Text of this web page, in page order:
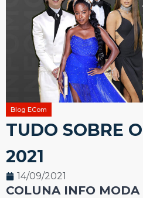
Blog ECom
TUDO SOBRE
2021
14/09/2021
COLUNA INFO MODA